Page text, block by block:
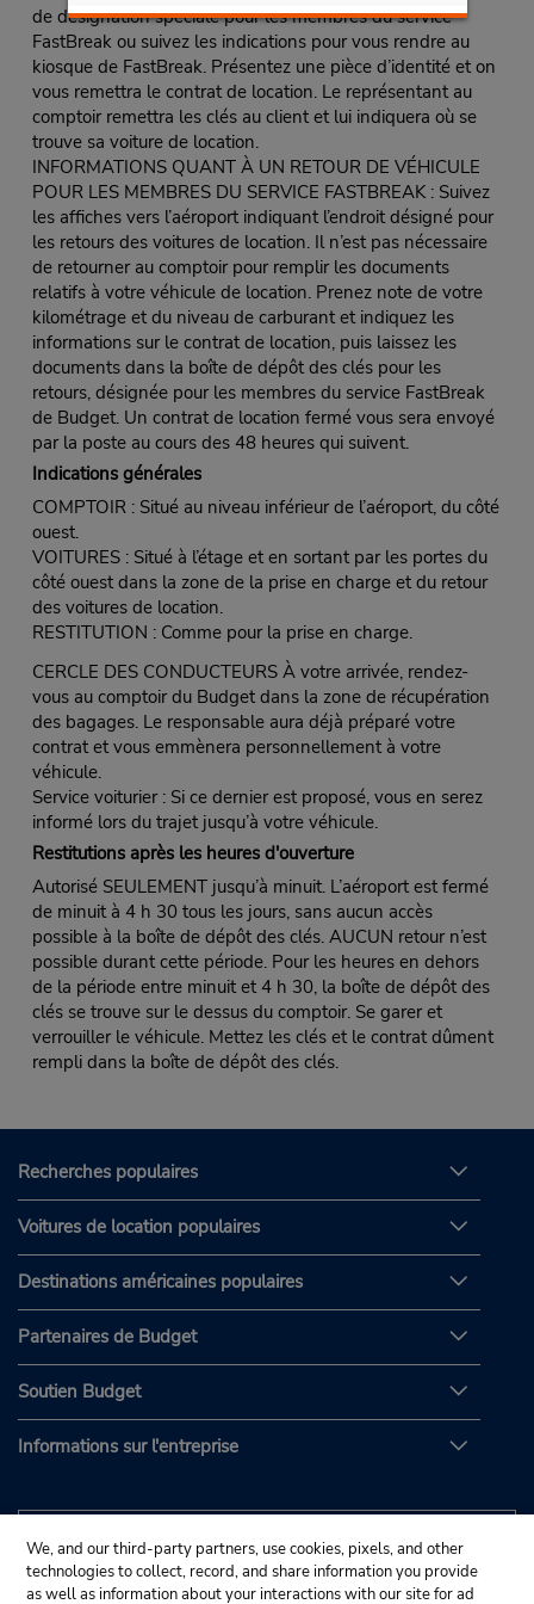
de désignation spéciale pour les membres du service
FastBreak ou suivez les indications pour vous rendre au
kiosque de FastBreak. Présentez une pièce d’identité et on
vous remettra le contrat de location. Le représentant au
comptoir remettra les clés au client et lui indiquera où se
trouve sa voiture de location.
INFORMATIONS QUANT À UN RETOUR DE VÉHICULE
POUR LES MEMBRES DU SERVICE FASTBREAK : Suivez
les affiches vers l’aéroport indiquant l’endroit désigné pour
les retours des voitures de location. Il n’est pas nécessaire
de retourner au comptoir pour remplir les documents
relatifs à votre véhicule de location. Prenez note de votre
kilométrage et du niveau de carburant et indiquez les
informations sur le contrat de location, puis laissez les
documents dans la boîte de dépôt des clés pour les
retours, désignée pour les membres du service FastBreak
de Budget. Un contrat de location fermé vous sera envoyé
par la poste au cours des 48 heures qui suivent.
Indications générales
COMPTOIR : Situé au niveau inférieur de l’aéroport, du côté
ouest.
VOITURES : Situé à l’étage et en sortant par les portes du
côté ouest dans la zone de la prise en charge et du retour
des voitures de location.
RESTITUTION : Comme pour la prise en charge.
CERCLE DES CONDUCTEURS À votre arrivée, rendez-
vous au comptoir du Budget dans la zone de récupération
des bagages. Le responsable aura déjà préparé votre
contrat et vous emmènera personnellement à votre
véhicule.
Service voiturier : Si ce dernier est proposé, vous en serez
informé lors du trajet jusqu’à votre véhicule.
Restitutions après les heures d'ouverture
Autorisé SEULEMENT jusqu’à minuit. L’aéroport est fermé
de minuit à 4 h 30 tous les jours, sans aucun accès
possible à la boîte de dépôt des clés. AUCUN retour n’est
possible durant cette période. Pour les heures en dehors
de la période entre minuit et 4 h 30, la boîte de dépôt des
clés se trouve sur le dessus du comptoir. Se garer et
verrouiller le véhicule. Mettez les clés et le contrat dûment
rempli dans la boîte de dépôt des clés.
Recherches populaires
Voitures de location populaires
Destinations américaines populaires
Partenaires de Budget
Soutien Budget
Informations sur l'entreprise
We, and our third-party partners, use cookies, pixels, and other
technologies to collect, record, and share information you provide
as well as information about your interactions with our site for ad